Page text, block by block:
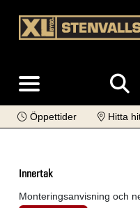
Öppettider Hitta
Innertak
Monteringsanvisning och